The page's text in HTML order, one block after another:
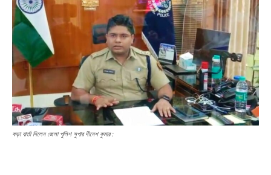
কড়া বার্তা দিলেন জেলা পুলিশ সুপার দীনেশ কুমার :